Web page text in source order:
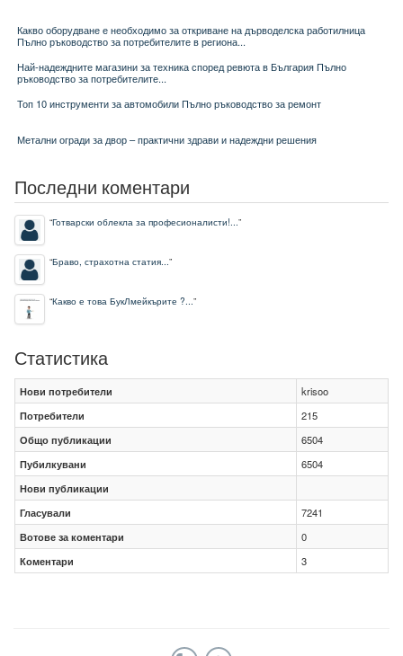
Какво оборудване е необходимо за откриване на дърводелска работилница
Пълно ръководство за потребителите в региона...
Най-надеждните магазини за техника според ревюта в България Пълно
ръководство за потребителите...
Топ 10 инструменти за автомобили Пълно ръководство за ремонт
Метални огради за двор – практични здрави и надеждни решения
Последни коментари
“Готварски облекла за професионалисти!...”
“Браво, страхотна статия...”
“Какво е това БукЛмейкърите ?...”
Статистика
Нови потребители
krisoo
Потребители
215
Общо публикации
6504
Пубилкувани
6504
Нови публикации
Гласували
7241
Вотове за коментари
0
Коментари
3